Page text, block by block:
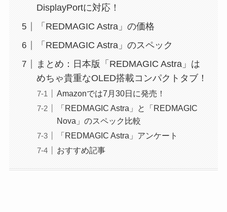
DisplayPortに対応！
「REDMAGIC Astra」の価格
「REDMAGIC Astra」のスペック
まとめ：日本版「REDMAGIC Astra」は
めちゃ貴重なOLED搭載コンパクトタブ！
Amazonでは7月30日に発売！
「REDMAGIC Astra」と「REDMAGIC
Nova」のスペック比較
「REDMAGIC Astra」アンケート
おすすめ記事